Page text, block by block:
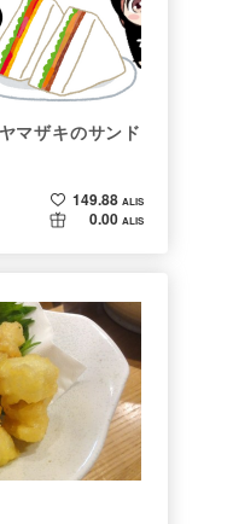
マザキのサンド
149.88 ALIS
0.00 ALIS